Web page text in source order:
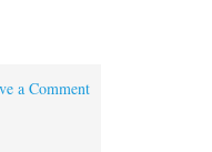
a Comment